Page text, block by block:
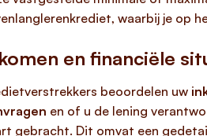
waarbij je op
en financiële
beoordelen uw
en of u de lening
gebracht. Dit omvat een